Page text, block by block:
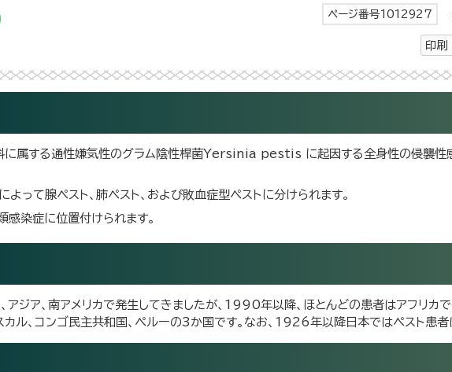
ページ番号1012927
印刷
に属する通性嫌気性のグラム陰性桿菌Yersinia pestis に起因する全身性の侵襲性
よって腺ペスト、肺ペスト、および敗血症型ペストに分けられます。
染症に位置付けられます。
アジア、南アメリカで発生してきましたが、1990年以降、ほとんどの患者はアフリカ
カル、コンゴ民主共和国、ペルーの3か国です。なお、1926年以降日本ではペスト患者